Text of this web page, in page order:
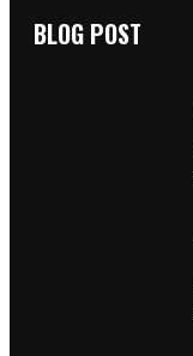
BLOG POST